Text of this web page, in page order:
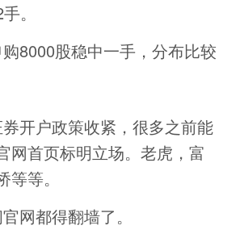
。
8000股稳中一手，分布比较
开户政策收紧，很多之前能
网首页标明立场。老虎，富
等。
网都得翻墙了。